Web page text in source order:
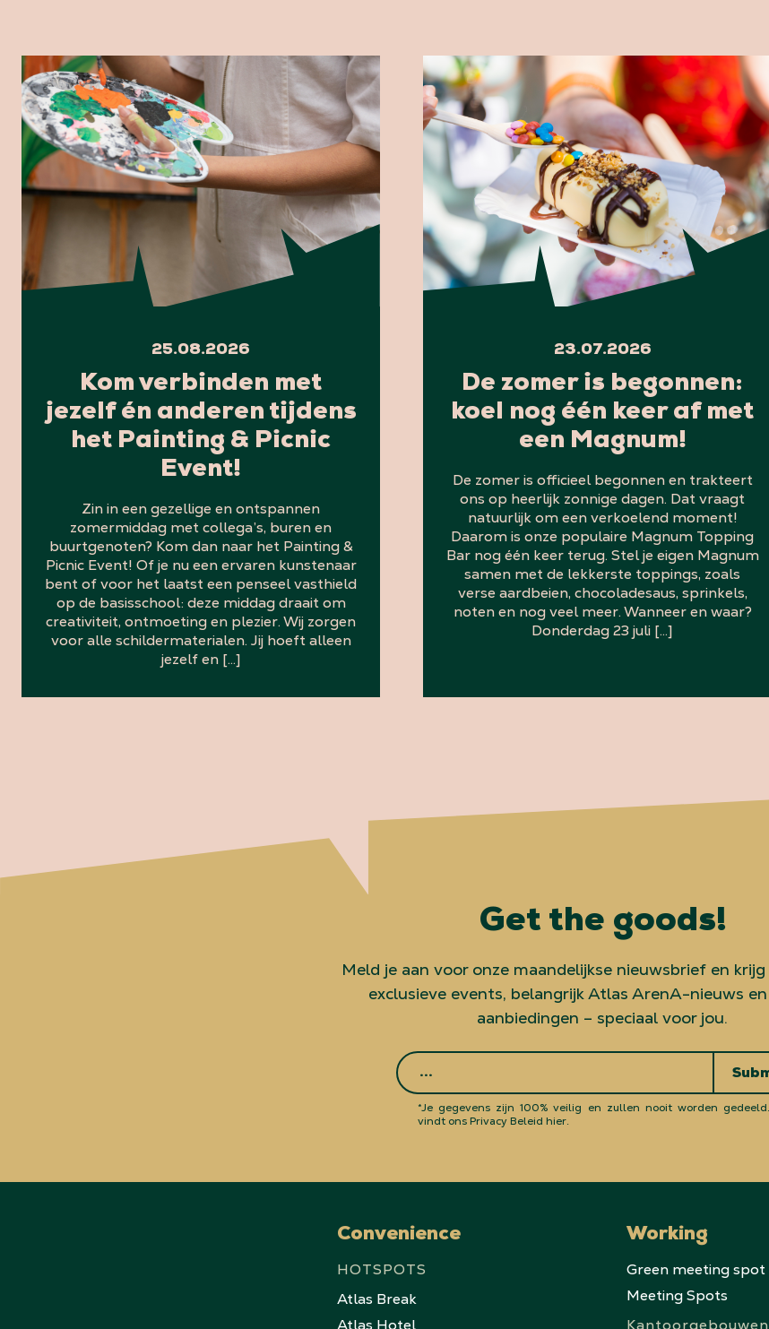
25.08.2026
Kom verbinden met
jezelf én anderen tijdens
het Painting & Picnic
Event!
Zin in een gezellige en ontspannen
zomermiddag met collega’s, buren en
buurtgenoten? Kom dan naar het Painting &
Picnic Event! Of je nu een ervaren kunstenaar
bent of voor het laatst een penseel vasthield
op de basisschool: deze middag draait om
creativiteit, ontmoeting en plezier. Wij zorgen
voor alle schildermaterialen. Jij hoeft alleen
jezelf en […]
23.07.2026
De zomer is begonnen:
koel nog één keer af met
een Magnum!
De zomer is officieel begonnen en trakteert
ons op heerlijk zonnige dagen. Dat vraagt
natuurlijk om een verkoelend moment!
Daarom is onze populaire Magnum Topping
Bar nog één keer terug. Stel je eigen Magnum
samen met de lekkerste toppings, zoals
verse aardbeien, chocoladesaus, sprinkels,
noten en nog veel meer. Wanneer en waar?
Donderdag 23 juli […]
Get the goods!
Meld je aan voor onze maandelijkse nieuwsbrief en
exclusieve events, belangrijk Atlas ArenA-nieuws
aanbiedingen – speciaal voor jou.
*Je gegevens zijn 100% veilig en zullen nooit worden gedeeld.
vindt ons Privacy Beleid hier.
Convenience
HOTSPOTS
Atlas Break
Atlas Hotel
Working
Green meeting spot
Meeting Spots
Kantoorgebouwen